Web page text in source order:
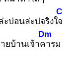
ะบ่อนล่ะบ่จริงใจ
C
ยบ้านเจ้าคา
Dm
รม